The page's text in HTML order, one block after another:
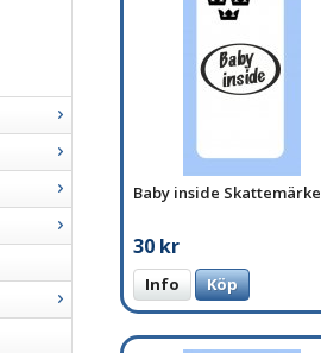
Baby inside Skattemärke
30 kr
Info Köp